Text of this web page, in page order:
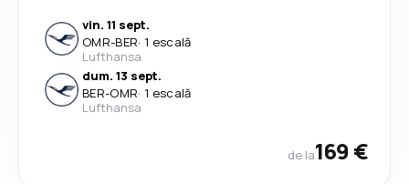
vin. 11 sept.
OMR-BER· 1 escală
Lufthansa
dum. 13 sept.
BER-OMR· 1 escală
Lufthansa
de la169 €